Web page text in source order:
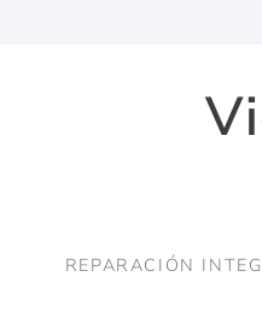
REPARACIÓN